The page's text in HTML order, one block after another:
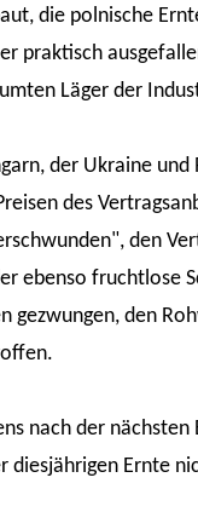
die polnische
praktisch
Läger der
der Ukraine
des
den
ebenso fruchtlose
den
nach der nächsten
Ernte